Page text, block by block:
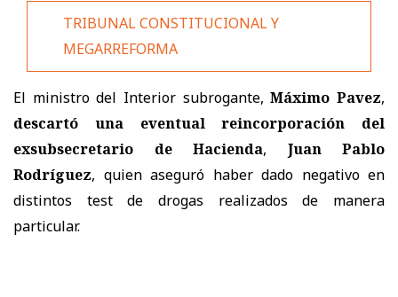
TRIBUNAL CONSTITUCIONAL Y
MEGARREFORMA
El ministro del Interior subrogante,Máximo Pavez,
descartó una eventual reincorporación del
exsubsecretario de Hacienda, Juan Pablo
Rodríguez, quien aseguró haber dado negativo en
distintos test de drogas realizados de manera
particular.